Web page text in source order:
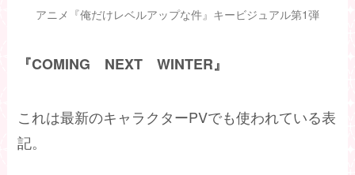
アニメ『俺だけレベルアップな件』キービジュアル第1弾
『COMING NEXT WINTER』
これは最新のキャラクターPVでも使われている表
記。